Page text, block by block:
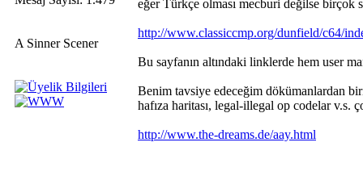
A Sinner Scener
eğer Türkçe olması mecburi değilse birçok
http://www.classiccmp.org/dunfield/c64/
Bu sayfanın altındaki linklerde hem user
Benim tavsiye edeceğim dökümanlardan
hafıza haritası, legal-illegal op codelar v.s.
http://www.the-dreams.de/aay.html